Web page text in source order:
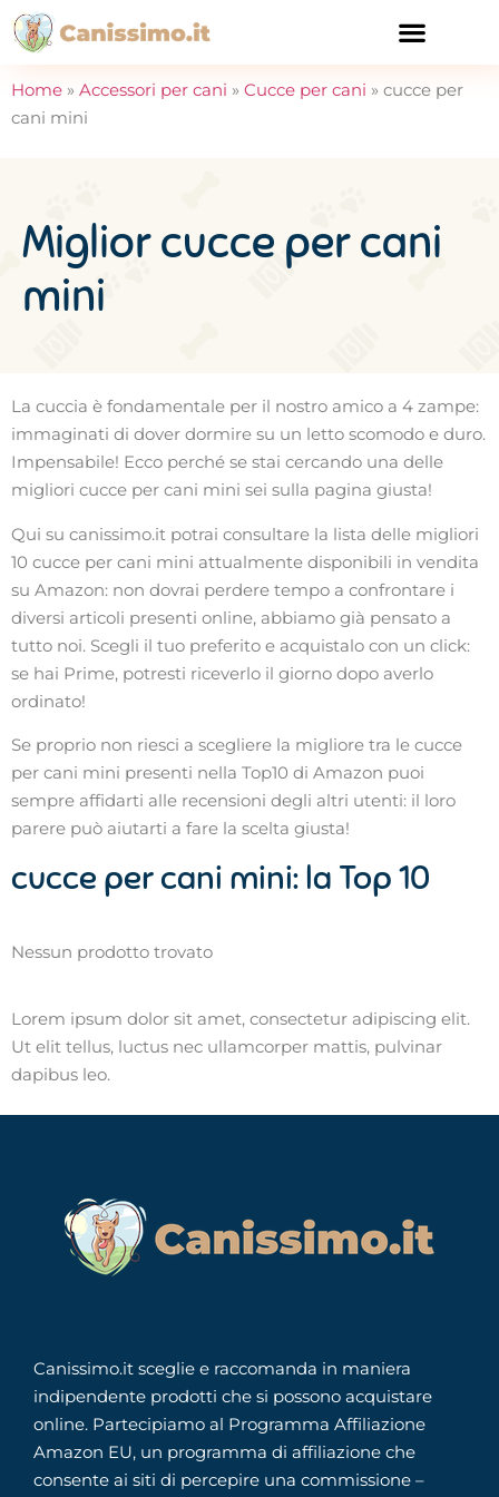
Home » Accessori per cani » Cucce per cani » cucce per
cani mini
Miglior cucce per cani
mini
La cuccia è fondamentale per il nostro amico a 4 zampe:
immaginati di dover dormire su un letto scomodo e duro.
Impensabile! Ecco perché se stai cercando una delle
migliori cucce per cani mini sei sulla pagina giusta!
Qui su canissimo.it potrai consultare la lista delle migliori
10 cucce per cani mini attualmente disponibili in vendita
su Amazon: non dovrai perdere tempo a confrontare i
diversi articoli presenti online, abbiamo già pensato a
tutto noi. Scegli il tuo preferito e acquistalo con un click:
se hai Prime, potresti riceverlo il giorno dopo averlo
ordinato!
Se proprio non riesci a scegliere la migliore tra le cucce
per cani mini presenti nella Top10 di Amazon puoi
sempre affidarti alle recensioni degli altri utenti: il loro
parere può aiutarti a fare la scelta giusta!
cucce per cani mini: la Top 10
Nessun prodotto trovato
Lorem ipsum dolor sit amet, consectetur adipiscing elit.
Ut elit tellus, luctus nec ullamcorper mattis, pulvinar
dapibus leo.
Canissimo.it sceglie e raccomanda in maniera
indipendente prodotti che si possono acquistare
online. Partecipiamo al Programma Affiliazione
Amazon EU, un programma di affiliazione che
consente ai siti di percepire una commissione –